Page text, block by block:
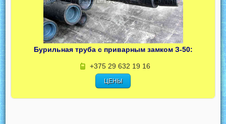
Бурильная труба с приварным замком З-50:
+375 29 632 19 16
ЦЕНЫ